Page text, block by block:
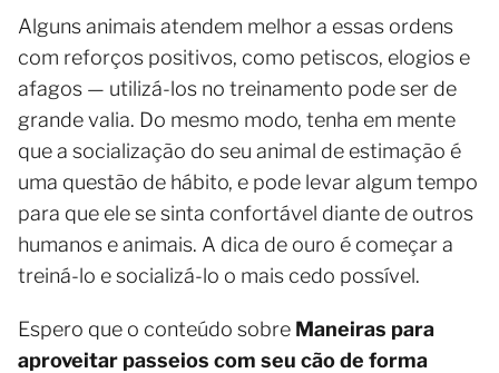
Alguns animais atendem melhor a essas ordens
com reforços positivos, como petiscos, elogios e
afagos — utilizá-los no treinamento pode ser de
grande valia. Do mesmo modo, tenha em mente
que a socialização do seu animal de estimação é
uma questão de hábito, e pode levar algum tempo
para que ele se sinta confortável diante de outros
humanos e animais. A dica de ouro é começar a
treiná-lo e socializá-lo o mais cedo possível.
Espero que o conteúdo sobre Maneiras para
aproveitar passeios com seu cão de forma